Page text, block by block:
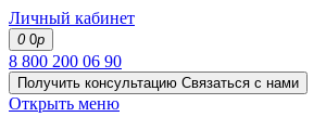
Личный кабинет
0 0р
8 800 200 06 90
Получить консультацию Связаться с нами
Открыть меню